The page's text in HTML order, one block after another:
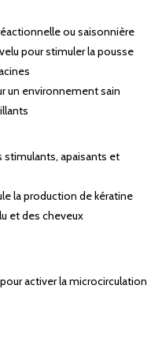
ou saisonnière
pour stimuler la pousse
un environnement sain
stimulants, apaisants et
la production de kératine
et des cheveux
activer la microcirculation